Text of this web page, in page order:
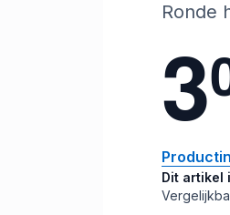
Ronde
3
Dit artikel